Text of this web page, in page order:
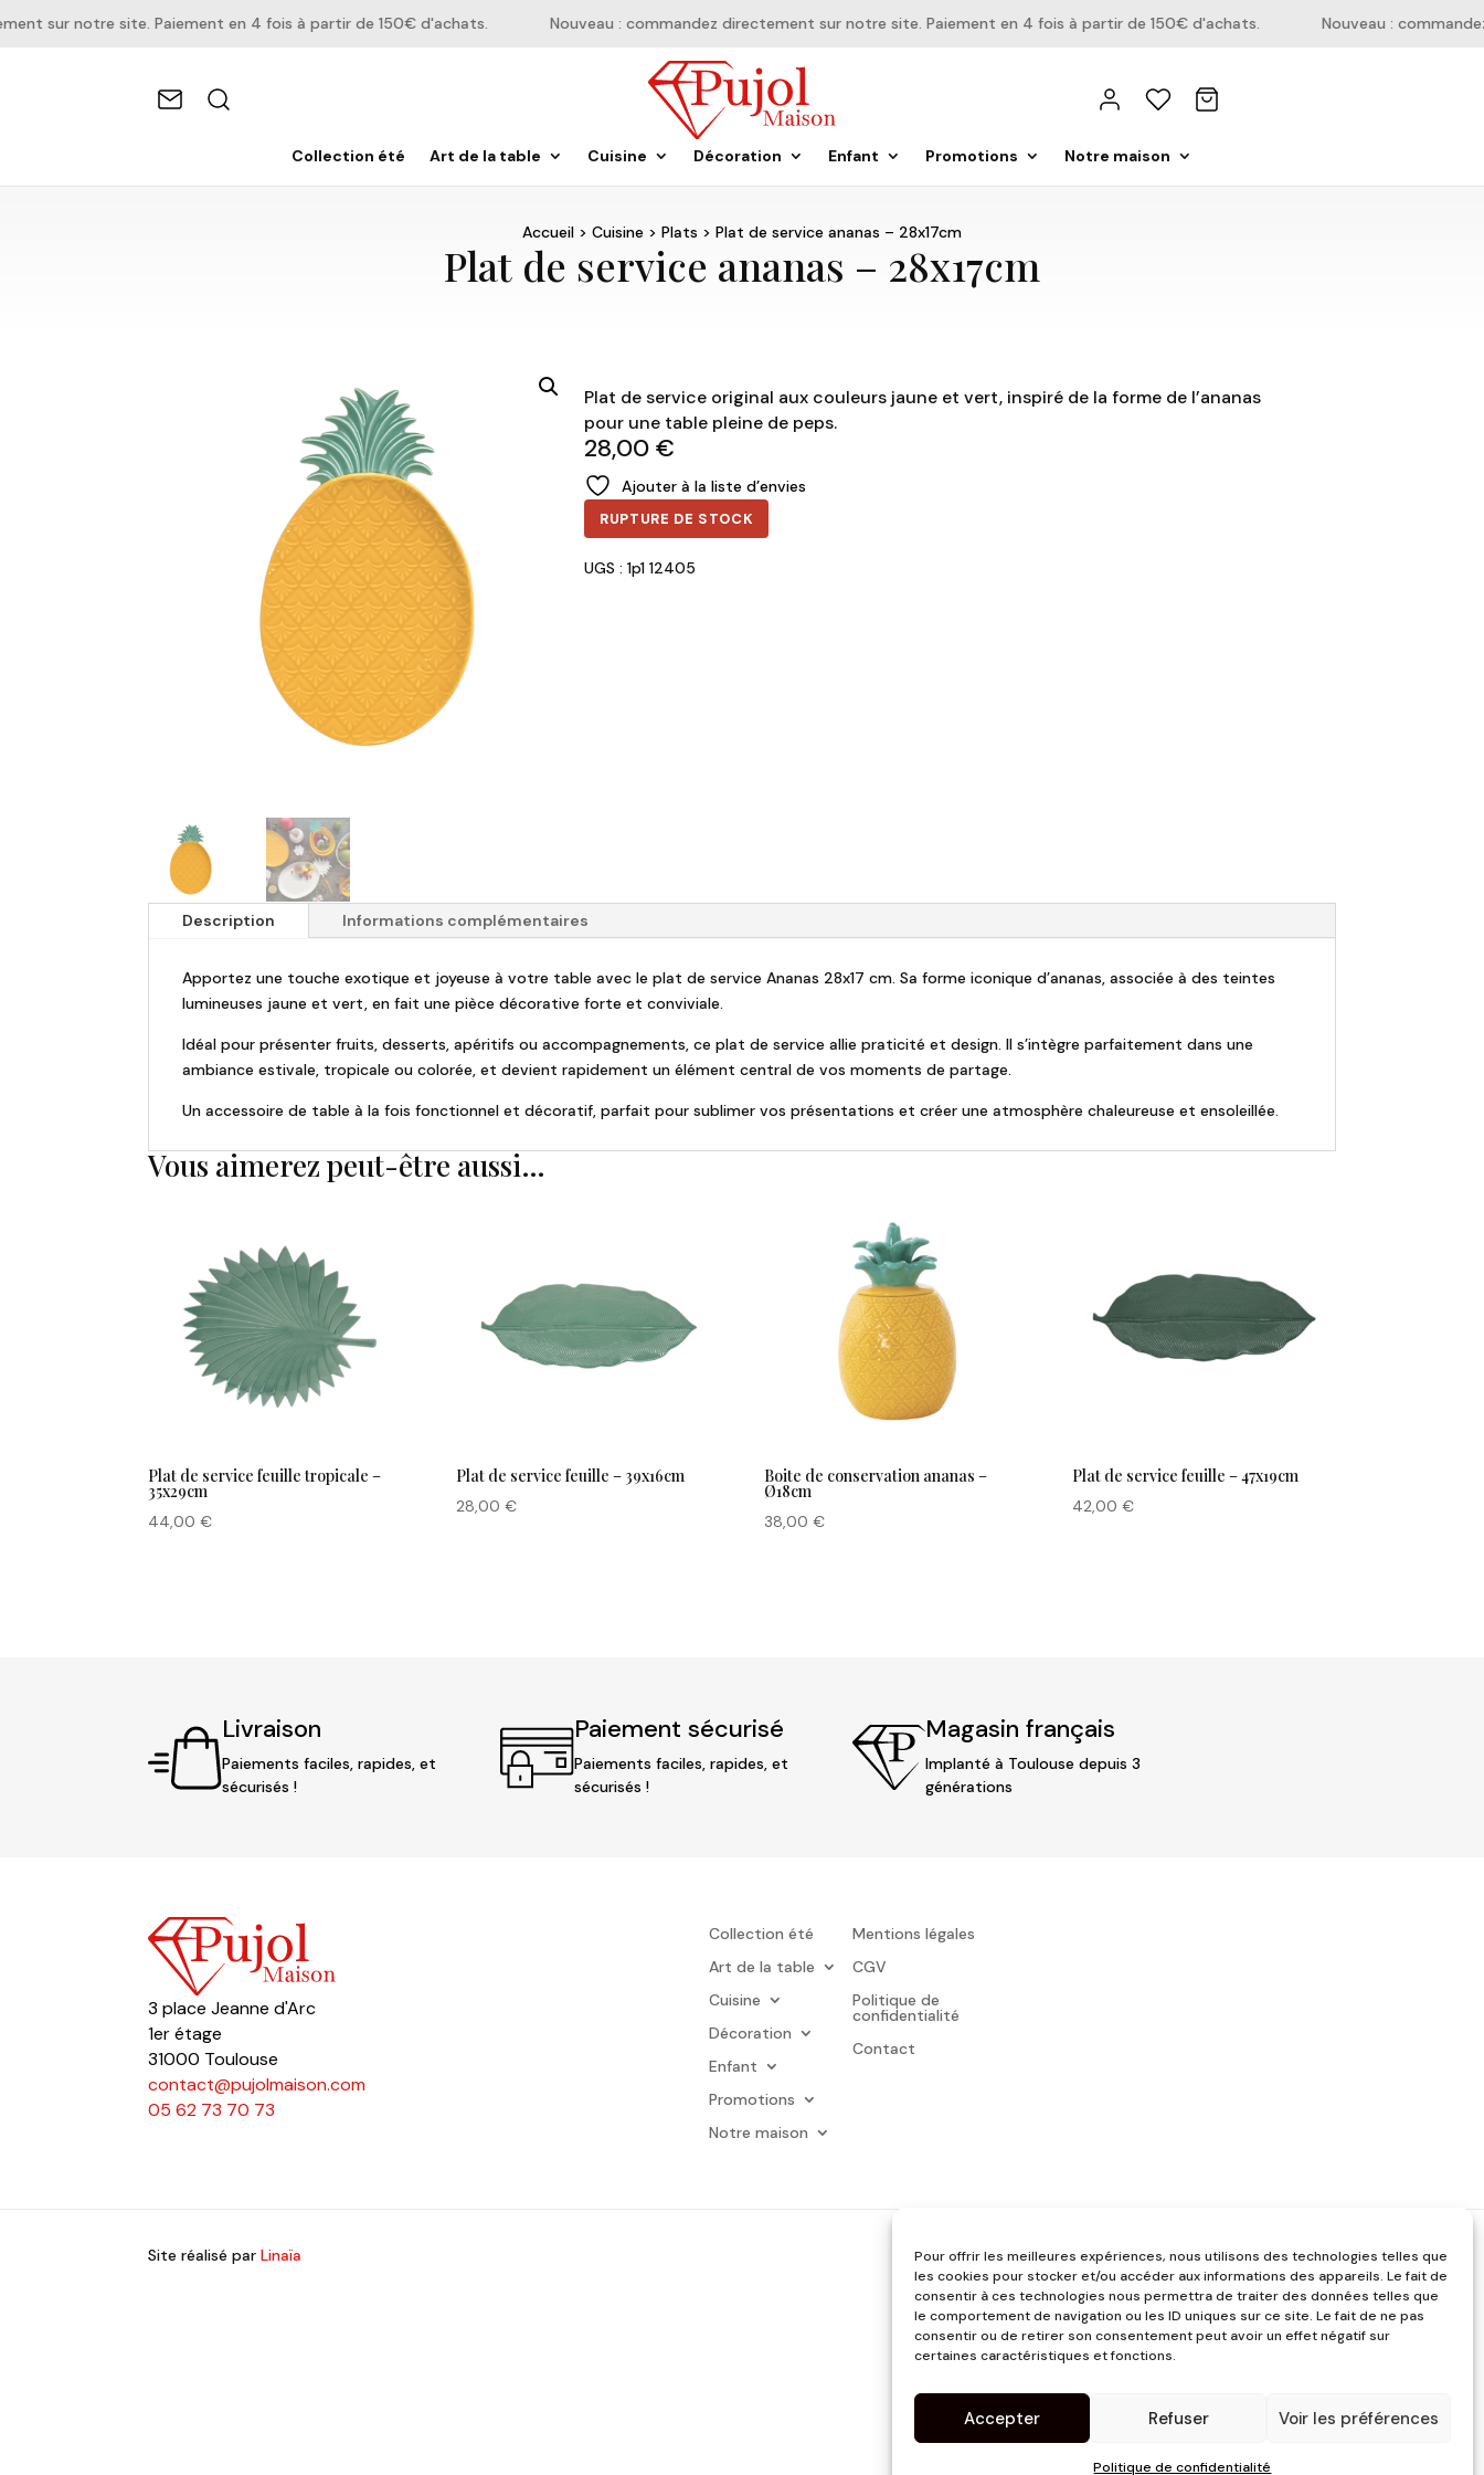
Pour offrir les meilleures expériences, nous utilisons des technologies telles que
les cookies pour stocker et/ou accéder aux informations des appareils. Le fait de
consentir à ces technologies nous permettra de traiter des données telles que
le comportement de navigation ou les ID uniques sur ce site. Le fait de ne pas
consentir ou de retirer son consentement peut avoir un effet négatif sur
certaines caractéristiques et fonctions.
Accepter Refuser Voir les préférences
Politique de confidentialité
sur notre site. Paiement en 4 fois à partir de 150€ d'achats. Nouveau : commandez directement sur notre site. Paiement en 4 fois à partir de 150€ d'achats. Nouveau :
Collection été Art de la table Cuisine Décoration Enfant Promotions Notre maison
Accueil > Cuisine > Plats > Plat de service ananas – 28x17cm
Plat de service ananas – 28x17cm
Plat de service original aux couleurs jaune et vert, inspiré de la forme de l’ananas
pour une table pleine de peps.
28,00 €
Ajouter à la liste d’envies
RUPTURE DE STOCK
UGS : 1p1 12405
Description Informations complémentaires
Apportez une touche exotique et joyeuse à votre table avec le plat de service Ananas 28x17 cm. Sa forme iconique d’ananas, associée à des teintes
lumineuses jaune et vert, en fait une pièce décorative forte et conviviale.
Idéal pour présenter fruits, desserts, apéritifs ou accompagnements, ce plat de service allie praticité et design. Il s’intègre parfaitement dans une
ambiance estivale, tropicale ou colorée, et devient rapidement un élément central de vos moments de partage.
Un accessoire de table à la fois fonctionnel et décoratif, parfait pour sublimer vos présentations et créer une atmosphère chaleureuse et ensoleillée.
Vous aimerez peut-être aussi…
Plat de service feuille tropicale –
35x29cm
44,00€
Plat de service feuille – 39x16cm
28,00€
Boite de conservation ananas –
Ø18cm
38,00€
Plat de service feuille – 47x19cm
42,00€
Livraison
Paiements faciles, rapides, et
sécurisés !
Paiement sécurisé
Paiements faciles, rapides, et
sécurisés !
Magasin français
Implanté à Toulouse depuis 3
générations
3 place Jeanne d'Arc
1er étage
31000 Toulouse
contact@pujolmaison.com
05 62 73 70 73
Collection été
Art de la table
Cuisine
Décoration
Enfant
Promotions
Notre maison
Mentions légales
CGV
Politique de
confidentialité
Contact
Site réalisé parLinaïa